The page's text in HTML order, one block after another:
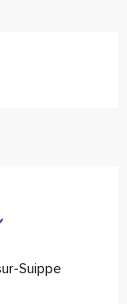
Suippe